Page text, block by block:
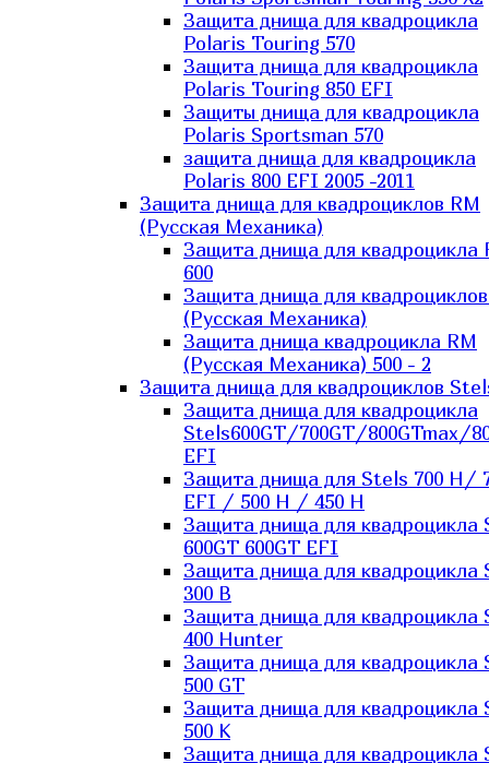
Защита днища для квадроцикла
Polaris Touring 570
Защита днища для квадроцикла
Polaris Touring 850 EFI
Защиты днища для квадроцикла
Polaris Sportsman 570
защита днища для квадроцикла
Polaris 800 EFI 2005 -2011
Защита днища для квадроциклов RM
(Русская Механика)
Защита днища для квадроцикла
600
Защита днища для
(Русская Механика)
Защита днища квадроцикла RM
(Русская Механика) 500 - 2
Защита днища для квадроциклов
Защита днища для квадроцикла
Stels600GT/700GT/800GTmax/
EFI
Защита днища для Stels 700 H/
EFI / 500 H / 450 H
Защита днища для квадроцикла
600GT 600GT EFI
Защита днища для квадроцикла
300 B
Защита днища для квадроцикла
400 Hunter
Защита днища для квадроцикла
500 GT
Защита днища для квадроцикла
500 K
Защита днища для квадроцикла